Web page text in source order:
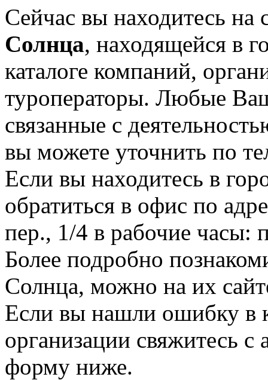
Сейчас вы находитесь на
Солнца, находящейся в
каталоге компаний,
туроператоры. Любые
связанные с
вы можете уточнить по
Если вы находитесь в
обратиться в офис по
пер., 1/4 в рабочие часы:
Более подробно
Солнца, можно на их
Если вы нашли ошибку в
организации свяжитесь
форму ниже.